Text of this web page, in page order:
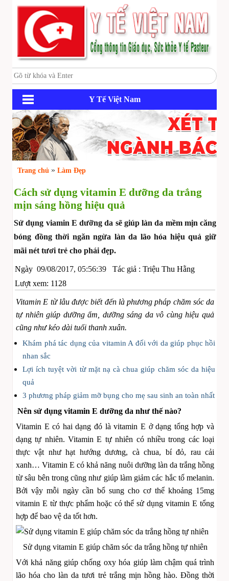
Y Tế Việt Nam
Trang chủ » Làm Đẹp
Cách sử dụng vitamin E dưỡng da trắng
mịn sáng hồng hiệu quả
Sử dụng viamin E dưỡng da sẽ giúp làn da mềm mịn căng
bóng đồng thời ngăn ngừa làn da lão hóa hiệu quả giữ
mãi nét tươi trẻ cho phái đẹp.
Ngày 09/08/2017, 05:56:39 Tác giả : Triệu Thu Hằng
Lượt xem: 1128
Vitamin E từ lâu được biết đến là phương pháp chăm sóc da
tự nhiên giúp dưỡng ẩm, dưỡng sáng da vô cùng hiệu quả
cũng như kéo dài tuổi thanh xuân.
Khám phá tác dụng của vitamin A đối với da giúp phục hồi
nhan sắc
Lợi ích tuyệt vời từ mặt nạ cà chua giúp chăm sóc da hiệu
quả
3 phương pháp giảm mỡ bụng cho mẹ sau sinh an toàn nhất
Nên sử dụng vitamin E dưỡng da như thế nào?
Vitamin E có hai dạng đó là vitamin E ở dạng tổng hợp và
dạng tự nhiên. Vitamin E tự nhiên có nhiều trong các loại
thực vật như hạt hướng dương, cà chua, bí đỏ, rau cải
xanh…Vitamin E có khả năng nuôi dưỡng làn da trắng hồng
từ sâu bên trong cũng như giúp làm giảm các hắc tố melanin.
Bởi vậy mỗi ngày cần bổ sung cho cơ thể khoảng 15mg
vitamin E từ thực phẩm hoặc có thể sử dụng vitamin E tổng
hợp để bao vệ da tốt hơn.
Sử dụng vitamin E giúp chăm sóc da trắng hồng tự nhiên
Với khả năng giúp chống oxy hóa giúp làm chậm quá trình
lão hóa cho làn da tươi trẻ trắng mịn hồng hào. Đồng thời